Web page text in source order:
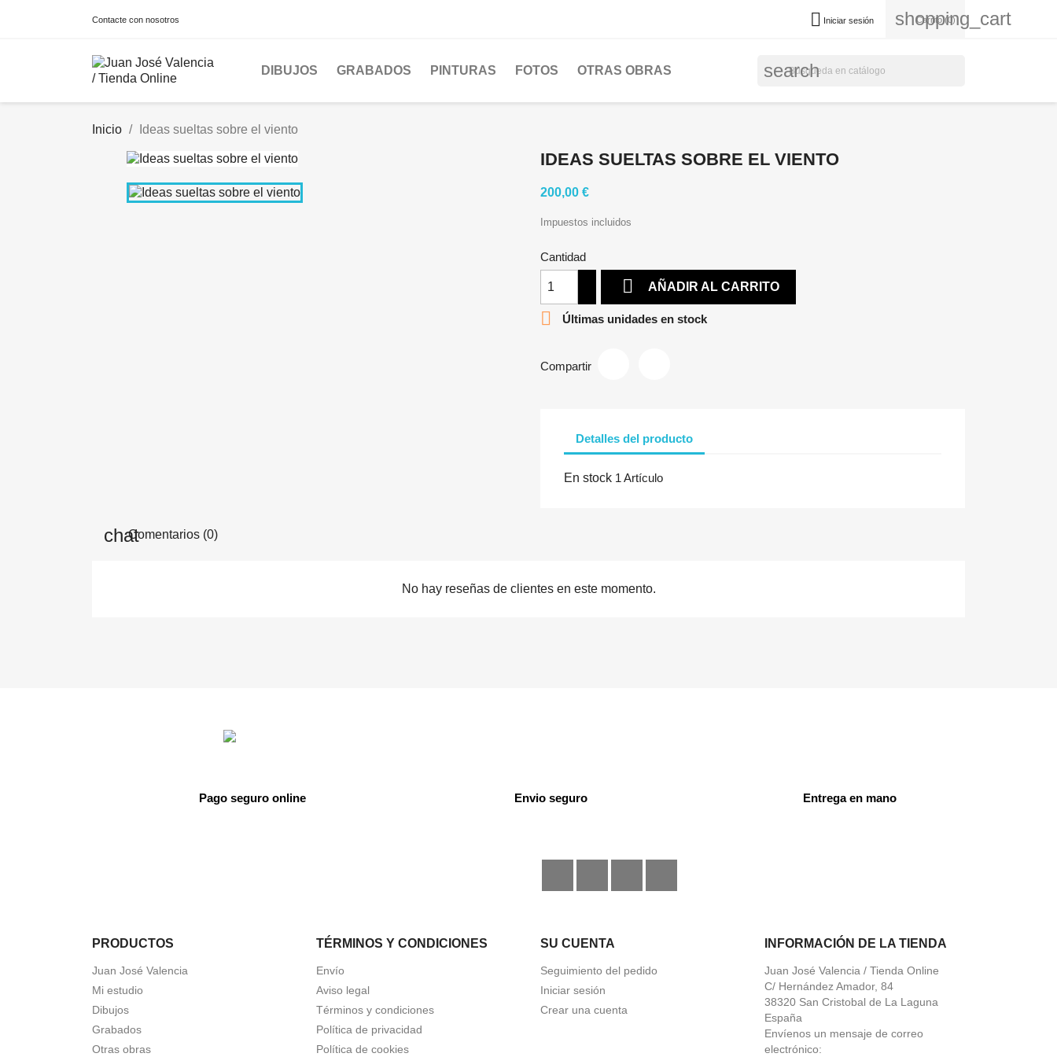
Contacte con nosotros  Iniciar sesión shopping_cart
Carrito (0)
DIBUJOS GRABADOS PINTURAS FOTOS OTRAS OBRAS search
Inicio Ideas sueltas sobre el viento
IDEAS SUELTAS SOBRE EL VIENTO
200,00 €
Impuestos incluidos
Cantidad
 AÑADIR AL CARRITO
 Últimas unidades en stock
Compartir
Detalles del producto
En stock 1 Artículo
Comentarios (0)
No hay reseñas de clientes en este momento.
Pago seguro online Envio seguro Entrega en mano
PRODUCTOS
Juan José Valencia
Mi estudio
Dibujos
Grabados
Otras obras
TÉRMINOS Y CONDICIONES
Envío
Aviso legal
Términos y condiciones
Política de privacidad
Política de cookies
SU CUENTA
Seguimiento del pedido
Iniciar sesión
Crear una cuenta
INFORMACIÓN DE LA TIENDA
Juan José Valencia / Tienda Online
C/ Hernández Amador, 84
38320 San Cristobal de La Laguna
España
Envíenos un mensaje de correo
electrónico: